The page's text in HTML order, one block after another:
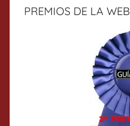
PREMIOS DE LA WEB